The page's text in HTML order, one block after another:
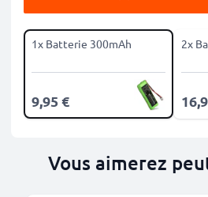
1x Batterie 300mAh
9,95 €
2x
Vous aimerez